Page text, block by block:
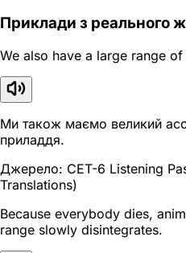
Приклади з реального
We also have a large range
Ми також маємо великий
приладдя.
Джерело: CET-6 Listening
Translations)
Because everybody dies,
range slowly disintegrates.